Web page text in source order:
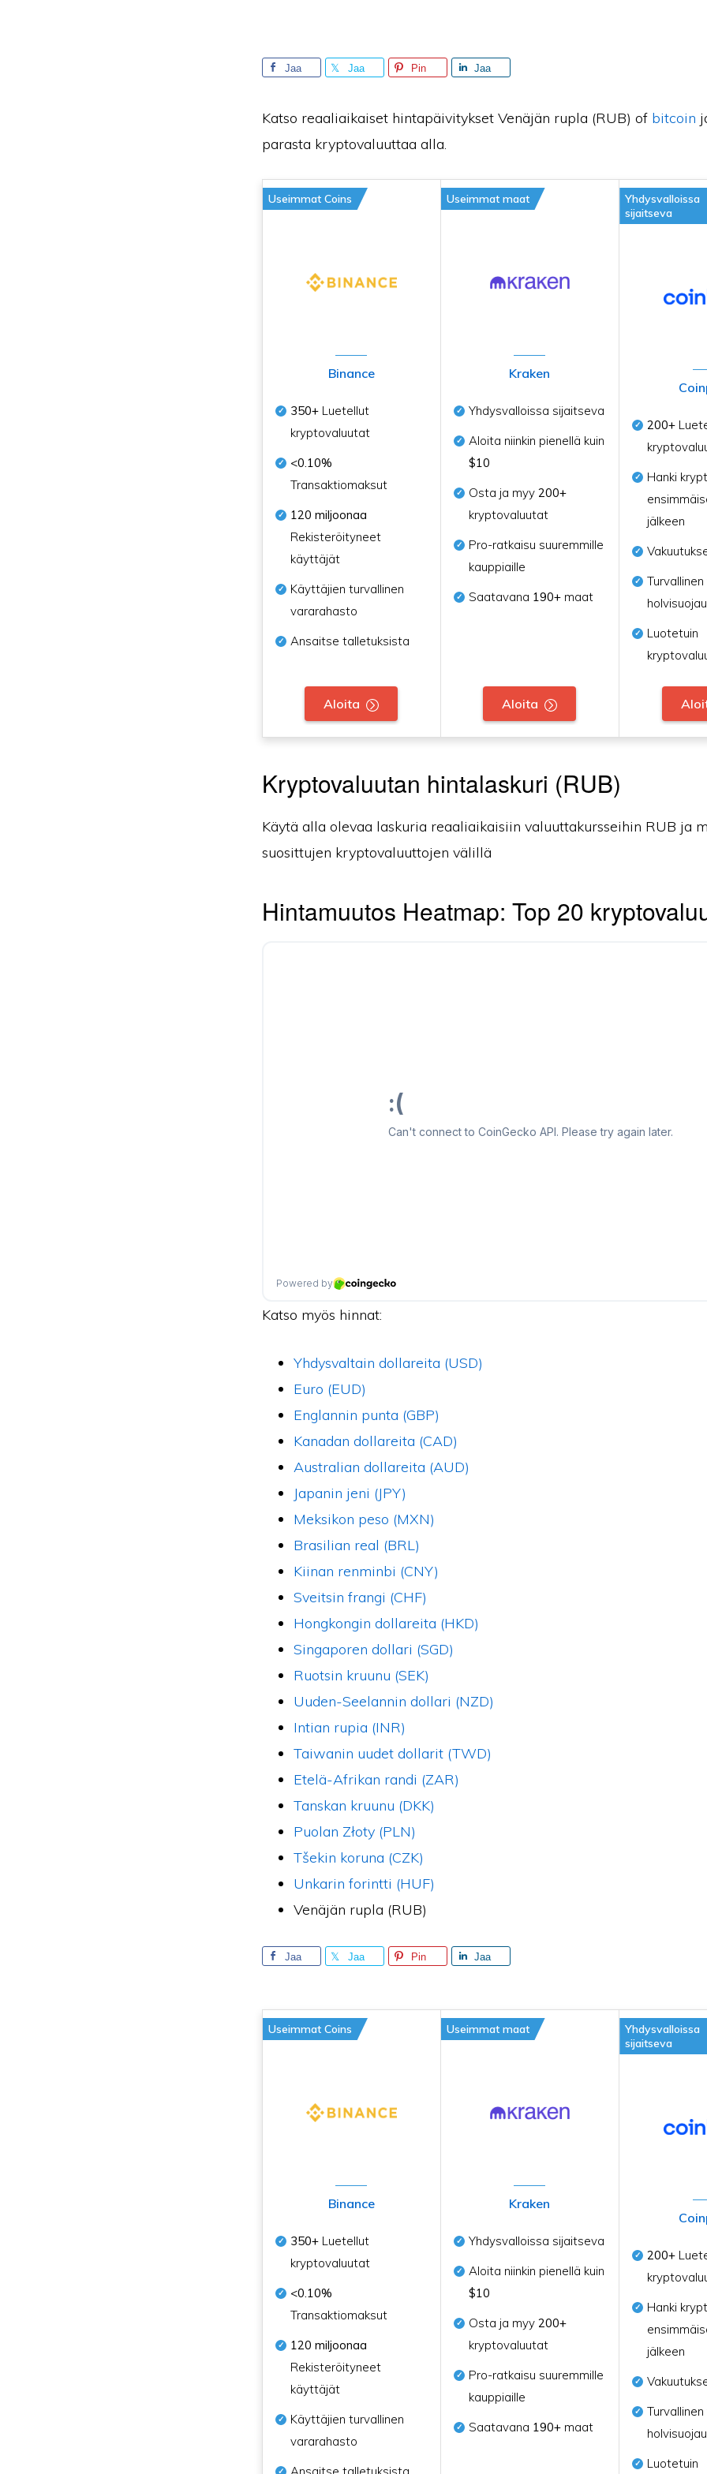
Jaa Jaa Pin Jaa
Katso reaaliaikaiset hintapäivitykset Venäjän rupla (RUB) of bitcoin
parasta kryptovaluuttaa alla.
Useimmat Coins
Binance
350+ Luetellut
kryptovaluutat
<0.10%
Transaktiomaksut
120 miljoonaa
Rekisteröityneet
käyttäjät
Käyttäjien turvallinen
vararahasto
Ansaitse talletuksista
Aloita
Useimmat maat
Kraken
Yhdysvalloissa sijaitseva
Aloita niinkin pienellä kuin
$10
Osta ja myy 200+
kryptovaluutat
Pro-ratkaisu suuremmille
kauppiaille
Saatavana 190+maat
Aloita
Yhdysvalloissa
sijaitseva
200+
Hanki
jälkeen
Luotetuin
Kryptovaluutan hintalaskuri (RUB)
Käytä alla olevaa laskuria reaaliaikaisiin valuuttakursseihin RUB ja
suosittujen kryptovaluuttojen välillä
Hintamuutos Heatmap: Top 20
Katso myös hinnat:
Yhdysvaltain dollareita (USD)
Euro (EUD)
Englannin punta (GBP)
Kanadan dollareita (CAD)
Australian dollareita (AUD)
Japanin jeni (JPY)
Meksikon peso (MXN)
Brasilian real (BRL)
Kiinan renminbi (CNY)
Sveitsin frangi (CHF)
Hongkongin dollareita (HKD)
Singaporen dollari (SGD)
Ruotsin kruunu (SEK)
Uuden-Seelannin dollari (NZD)
Intian rupia (INR)
Taiwanin uudet dollarit (TWD)
Etelä-Afrikan randi (ZAR)
Tanskan kruunu (DKK)
Puolan Złoty (PLN)
Tšekin koruna (CZK)
Unkarin forintti (HUF)
Venäjän rupla (RUB)
Jaa Jaa Pin Jaa
Useimmat Coins
Binance
350+ Luetellut
kryptovaluutat
<0.10%
Transaktiomaksut
120 miljoonaa
Rekisteröityneet
käyttäjät
Käyttäjien turvallinen
vararahasto
Useimmat maat
Kraken
Yhdysvalloissa sijaitseva
Aloita niinkin pienellä kuin
$10
Osta ja myy 200+
kryptovaluutat
Pro-ratkaisu suuremmille
kauppiaille
Saatavana 190+maat
Yhdysvalloissa
sijaitseva
200+
Hanki
jälkeen
Luotetuin